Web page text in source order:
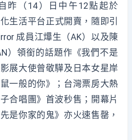
昨（14）日中午12點起於
生活平台正式開賣，隨即引
成員江𤒹生（AK）以及陳
）領銜的話題作《我們不是
展大使曾敬驊及日本女星岸
一般的你》；台灣票房大熱
合唱團》首波秒售；開幕片
是你家的鬼》亦火速售罄，